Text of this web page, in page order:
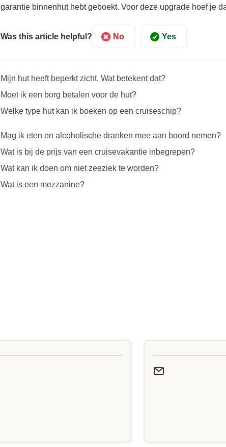
garantie binnenhut hebt geboekt. Voor deze upgrade hoef je
Was this article helpful? No Yes
Mijn hut heeft beperkt zicht. Wat betekent dat?
Moet ik een borg betalen voor de hut?
Welke type hut kan ik boeken op een cruiseschip?
Mag ik eten en alcoholische dranken mee aan boord nemen?
Wat is bij de prijs van een cruisevakantie inbegrepen?
Wat kan ik doen om niet zeeziek te worden?
Wat is een mezzanine?